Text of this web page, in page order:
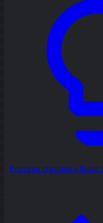
Proceso creativo y lluvia